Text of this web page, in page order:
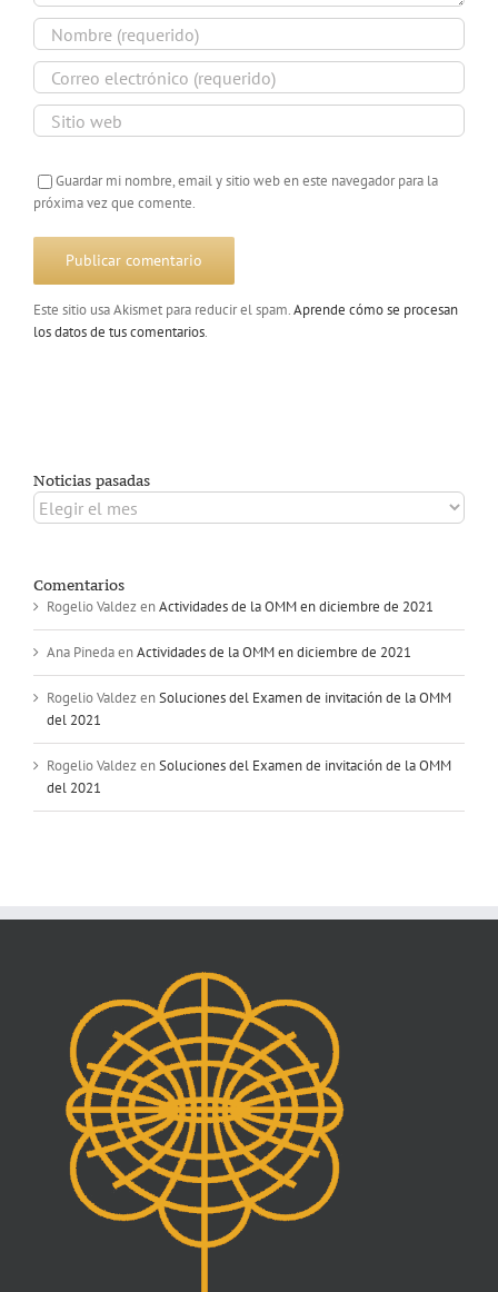
Guardar mi nombre, email y sitio web en este navegador para la
próxima vez que comente.
Este sitio usa Akismet para reducir el spam.Aprende cómo se procesan
los datos de tus comentarios.
Noticias pasadas
Noticias
pasadas
Comentarios
Rogelio ValdezenActividades de la OMM en diciembre de 2021
Ana PinedaenActividades de la OMM en diciembre de 2021
Rogelio ValdezenSoluciones del Examen de invitación de la OMM
del 2021
Rogelio ValdezenSoluciones del Examen de invitación de la OMM
del 2021